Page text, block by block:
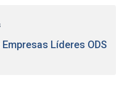
Líderes ODS